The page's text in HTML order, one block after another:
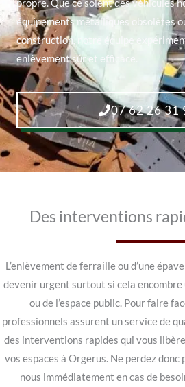
propre. Que ce soient des véhicules
équipements métalliques obsolètes
construction, notre équipe
enlèvement sûr et efficace.
07 62 26 31
Des interventions
L’enlèvement de ferraille ou d’une
devenir urgent surtout si cela
ou de l’espace public. Pour faire
professionnels assurent un service de
des interventions rapides qui vous
vos espaces à Orgerus. Ne perdez
nous immédiatement en cas de